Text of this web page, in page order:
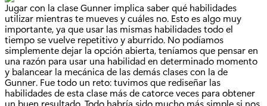
Jugar con la clase Gunner implica saber qué habilidades
utilizar mientras te mueves y cuáles no. Esto es algo muy
importante, ya que usar las mismas habilidades todo el
tiempo se vuelve repetitivo y aburrido. No podíamos
simplemente dejar la opción abierta, teníamos que pensar en
una razón para usar una habilidad en determinado momento
y balancear la mecánica de las demás clases con la de
Gunner. Fue todo un reto: tuvimos que rediseñar las
habilidades de esta clase más de catorce veces para obtener
un buen resultado. Todo habría sido mucho más simple si nos